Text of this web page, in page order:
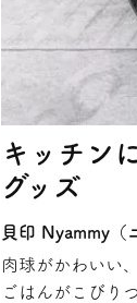
キッチン
グッズ
貝印 Nyammy（
肉球がかわいい
ごはんがこびり